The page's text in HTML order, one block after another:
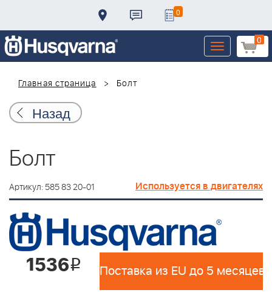
0
0
Toggle
navigation
Главная страница
Болт
Назад
Болт
Артикул: 585 83 20-01 Используется в двигателях
1536i Поставка из EU до 5 месяцев